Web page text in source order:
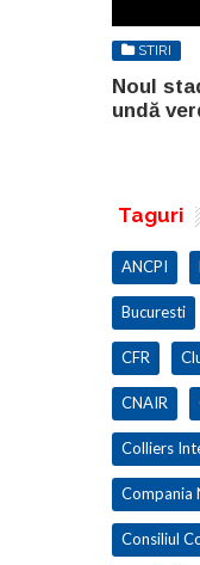
STIRI
Noul
undă
Taguri
ANCPI
Bucuresti
CFR
CNAIR
Colliers
Compania
Consiliul